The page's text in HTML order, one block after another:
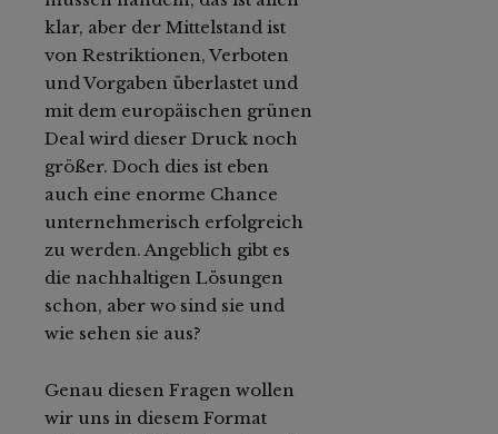
klar, aber der Mittelstand ist
von Restriktionen, Verboten
und Vorgaben überlastet und
mit dem europäischen grünen
Deal wird dieser Druck noch
größer. Doch dies ist eben
auch eine enorme Chance
unternehmerisch erfolgreich
zu werden. Angeblich gibt es
die nachhaltigen Lösungen
schon, aber wo sind sie und
wie sehen sie aus?
Genau diesen Fragen wollen
wir uns in diesem Format